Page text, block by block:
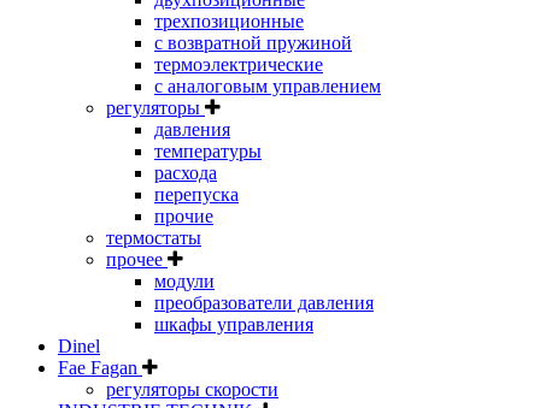
трехпозиционные
с возвратной пружиной
термоэлектрические
с аналоговым управлением
регуляторы
давления
температуры
расхода
перепуска
прочие
термостаты
прочее
модули
преобразователи давления
шкафы управления
Dinel
Fae Fagan
регуляторы скорости